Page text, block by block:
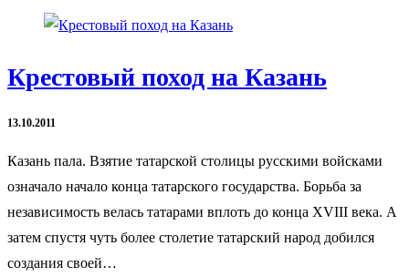
Крестовый поход на Казань
13.10.2011
Казань пала. Взятие татарской столицы русскими войсками
означало начало конца татарского государства. Борьба за
независимость велась татарами вплоть до конца XVIII века. А
затем спустя чуть более столетие татарский народ добился
создания своей…